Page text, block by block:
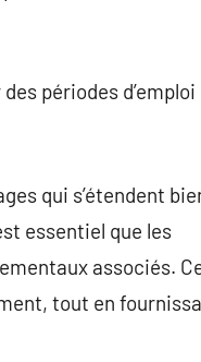
périodes d’emploi
qui s’étendent
essentiel que les
associés.
tout en